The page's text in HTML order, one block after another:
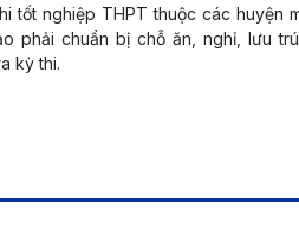
tốt nghiệp THPT thuộc các huyện
phải chuẩn bị chỗ ăn, nghỉ, lưu
kỳ thi.